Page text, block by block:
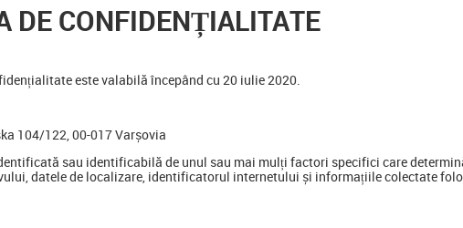
DE CONFIDENȚIALITATE
este valabilă începând cu 20 iulie 2020.
104/122, 00-017 Varșovia
sau identificabilă de unul sau mai mulți factori specifici care
datele de localizare, identificatorul internetului și informațiile colectate